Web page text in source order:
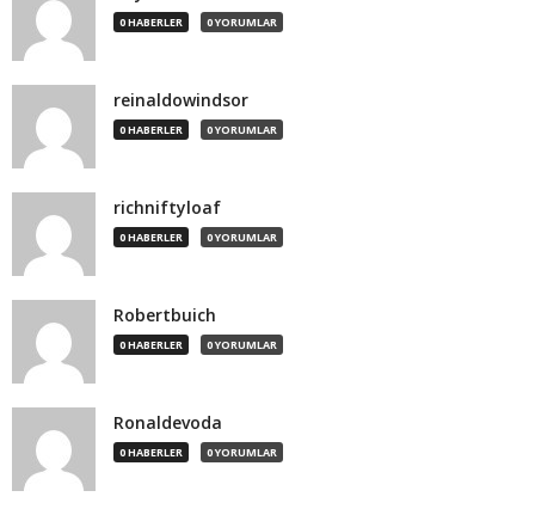
0 HABERLER 0 YORUMLAR
reinaldowindsor
0 HABERLER 0 YORUMLAR
richniftyloaf
0 HABERLER 0 YORUMLAR
Robertbuich
0 HABERLER 0 YORUMLAR
Ronaldevoda
0 HABERLER 0 YORUMLAR